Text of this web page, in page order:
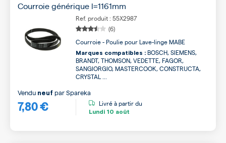
Courroie générique l=1161mm
Ref. produit : 55X2987
(6)
Courroie - Poulie pour Lave-linge MABE
Marques compatibles : BOSCH, SIEMENS,
BRANDT, THOMSON, VEDETTE, FAGOR,
SANGIORGIO, MASTERCOOK, CONSTRUCTA,
CRYSTAL ...
7,80 €
Vendu neuf parSpareka
Livré à partir du
Lundi 10 août